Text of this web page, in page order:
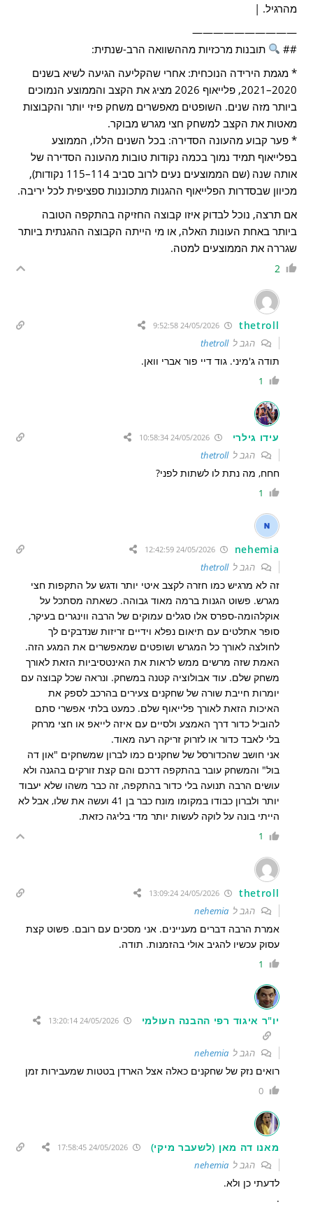
מהרגיל. |
——————————
##
תובנות מרכזיות מההשוואה הרב-שנתית:
* מגמת הירידה הנוכחית: אחרי שהקליעה הגיעה לשיא בשנים
2020–2021, פלייאוף 2026 מציג את הקצב והממוצע הנמוכים
ביותר מזה שנים. השופטים מאפשרים משחק פיזי יותר והקבוצות
מאטות את הקצב למשחק חצי מגרש מבוקר.
* פער קבוע מהעונה הסדירה: בכל השנים הללו, הממוצע
בפלייאוף תמיד נמוך בכמה נקודות טובות מהעונה הסדירה של
אותה שנה (שם הממוצעים נעים לרוב סביב 114–115 נקודות),
מכיוון שבסדרות הפלייאוף ההגנות מתכוננות ספציפית לכל יריבה.
אם תרצה, נוכל לבדוק איזו קבוצה החזיקה בהתקפה הטובה
ביותר באחת העונות האלה, או מי הייתה הקבוצה ההגנתית ביותר
שגררה את הממוצעים למטה.
2
thetroll
24/05/2026 9:52:58
הגב לthetroll
תודה ג'מיני. גוד דיי פור אברי וואן.
1
עידו גילרי 24/05/2026 10:58:34
הגב לthetroll
חחח, מה נתת לו לשתות לפני?
1
nehemia
24/05/2026 12:42:59
הגב לthetroll
זה לא מרגיש כמו חזרה לקצב איטי יותר ודגש על התקפות חצי
מגרש. פשוט הגנות ברמה מאוד גבוהה. כשאתה מסתכל על
אוקלהומה-ספרס אלו סגלים עמוקים של הרבה ווינגרים בעיקר,
סופר אתלטים עם תיאום נפלא וידיים זריזות שנדבקים לך
לחולצה לאורך כל המגרש ושופטים שמאפשרים את המגע הזה.
האמת שזה מרשים ממש לראות את האינטסיביות הזאת לאורך
משחק שלם. עוד אבולוציה קטנה במשחק. ונראה שכל קבוצה עם
יומרות חייבת שורה של שחקנים צעירים בהרכב לספק את
האיכות הזאת לאורך פלייאוף שלם. כמעט בלתי אפשרי סתם
להוביל כדור דרך האמצע ולסיים עם איזה לייאפ או חצי מרחק
בלי לאבד כדור או לזרוק זריקה רעה מאוד.
אני חושב שהכדורסל של שחקנים כמו לברון שמשחקים "און דה
בול" והמשחק עובר בהתקפה דרכם והם קצת זורקים בהגנה ולא
עושים הרבה תנועה בלי כדור בהתקפה, זה כבר משהו שלא יעבוד
יותר ולברון כבודו במקומו מונח כבר בן 41 ועשה את שלו, אבל לא
הייתי בונה על לוקה לעשות יותר מדי בליגה כזאת.
1
thetroll
24/05/2026 13:09:24
הגב לnehemia
אמרת הרבה דברים מעניינים. אני מסכים עם רובם. פשוט קצת
עסוק עכשיו להגיב אולי בהזמנות. תודה.
1
יו"ר איגוד רפי ההבנה העולמי 24/05/2026 13:20:14
הגב לnehemia
רואים נזק של שחקנים כאלה אצל הארדן בטטות שמעבירות זמן
0
מאנו דה מאן (לשעבר מיקי) 24/05/2026 17:58:45
הגב לnehemia
לדעתי כן ולא.
.